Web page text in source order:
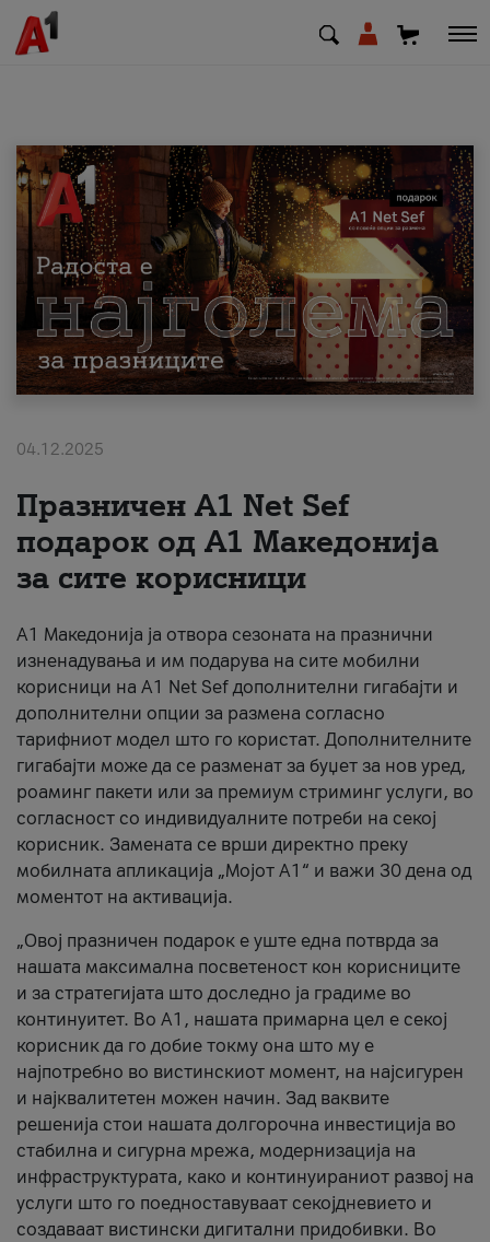
МК EN SQ
Приватни Деловни
Поддршка
Надополни кредит
За нас
#ПодобарОнлајн
04.12.2025
Празничен A1 Net Sеf
подарок од А1 Македонија
за сите корисници
А1 Македонија ја отвора сезоната на празнични
изненадувања и им подарува на сите мобилни
корисници на A1 Net Sef дополнителни гигабајти и
дополнителни опции за размена согласно
тарифниот модел што го користат. Дополнителните
гигабајти може да се разменат за буџет за нов уред,
роаминг пакети или за премиум стриминг услуги, во
согласност со индивидуалните потреби на секој
корисник. Замената се врши директно преку
мобилната апликација „Мојот А1“ и важи 30 дена од
моментот на активација.
„Овој празничен подарок е уште една потврда за
нашата максимална посветеност кон корисниците
и за стратегијата што доследно ја градиме во
континуитет. Во А1, нашата примарна цел е секој
корисник да го добие токму она што му е
најпотребно во вистинскиот момент, на најсигурен
и најквалитетен можен начин. Зад ваквите
решенија стои нашата долгорочна инвестиција во
стабилна и сигурна мрежа, модернизација на
инфраструктурата, како и континуираниот развој на
услуги што го поедноставуваат секојдневието и
создаваат вистински дигитални придобивки. Во